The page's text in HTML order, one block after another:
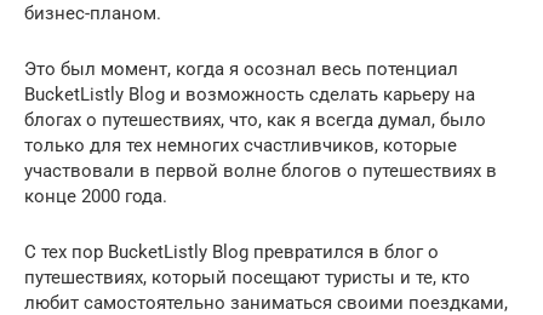
бизнес-планом.
Это был момент, когда я осознал весь потенциал
BucketListly Blog и возможность сделать карьеру на
блогах о путешествиях, что, как я всегда думал, было
только для тех немногих счастливчиков, которые
участвовали в первой волне блогов о путешествиях в
конце 2000 года.
С тех пор BucketListly Blog превратился в блог о
путешествиях, который посещают туристы и те, кто
любит самостоятельно заниматься своими поездками,